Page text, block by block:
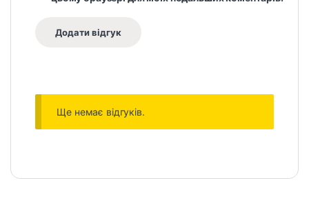
Ще немає відгуків.